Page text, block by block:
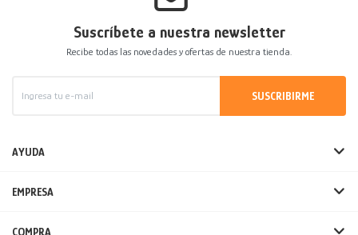
Suscríbete a nuestra newsletter
Recibe todas las novedades y ofertas de nuestra tienda.
SUSCRIBIRME
AYUDA
EMPRESA
COMPRA